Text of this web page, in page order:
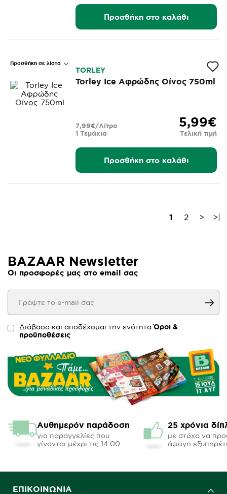
Προσθήκη στο καλάθι
Προσθήκη σε λίστα
TORLEY
Torley Ice Αφρώδης Οίνος 750ml
5,99€
Τελική τιμή
1 Τεμάχια
7,99€/Λίτρο
Προσθήκη στο καλάθι
1 2 > >|
BAZAAR Newsletter
Οι προσφορές μας στο email σας
Διάβασα και αποδέχομαι την ενότηταΌροι &
προϋποθέσεις
Αυθημερόν παράδοση
για παραγγελίες που
γίνονται μέχρι τις 14:00
25 χρόνια
με στόχο να
άψογη
ΕΠΙΚΟΙΝΩΝΊΑ